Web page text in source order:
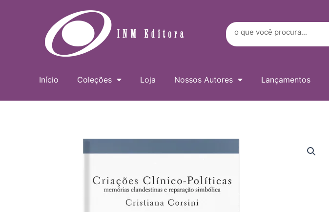
Search
Início Coleções Loja Nossos Autores Lançamentos